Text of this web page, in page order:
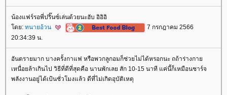
น้องแฟร์รอพี่ปริ๊นซ์เล่นด้วยนะฮับ อิอิอิ
ดย: ทนายอ้วน
7 กรกฎาคม 2566
20:34:39 น.
อันตรายมาก บางครั้งกาแฟ หรือพวกลูกอมก็ช่วยไม่ได้หรอกนะ ถถ้าร่างกา
เหนื่อยล้าเกินไป วิธีที่ดีที่สุดคือ นานพักเลย สัก 10-15 นาที แค่นี้ก็เหมือนชาร์จ
พลังงานอยู่ได้เป้นชั่วโมงแล้ว ดีที่ไม่เกิดอุบัติเหตุ